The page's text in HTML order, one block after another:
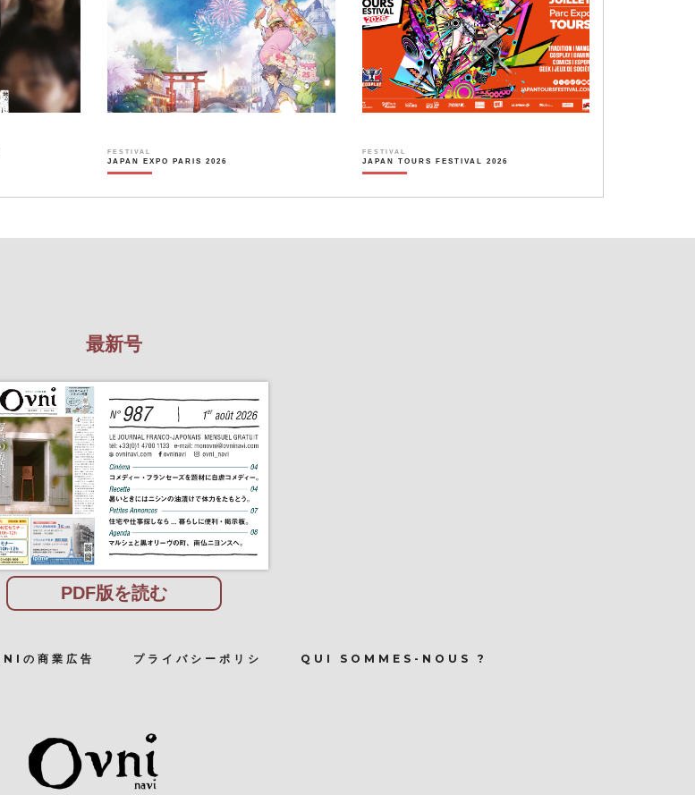
FESTIVAL
JAPAN EXPO PARIS 2026
FESTIVAL
JAPAN TOURS FESTIVAL 2026
最新号
PDF版を読む
の商業広告 プライバシーポリシ QUI SOMMES-NOUS ?